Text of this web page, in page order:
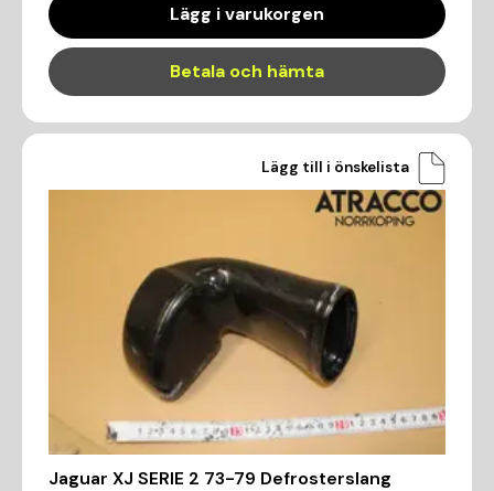
Lägg i varukorgen
Betala och hämta
Lägg till i önskelista
Jaguar XJ SERIE 2 73-79 Defrosterslang